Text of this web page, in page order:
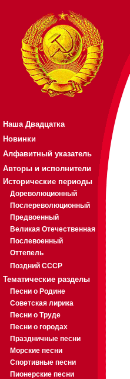
Наша Двадцатка
Новинки
Алфавитный указатель
Авторы и исполнители
Исторические периоды
Дореволюционный
Послереволюционный
Предвоенный
Великая Отечественная
Послевоенный
Оттепель
Поздний СССР
Тематические разделы
Песни о Родине
Советская лирика
Песни о Труде
Песни о городах
Праздничные песни
Морские песни
Спортивные песни
Пионерские песни